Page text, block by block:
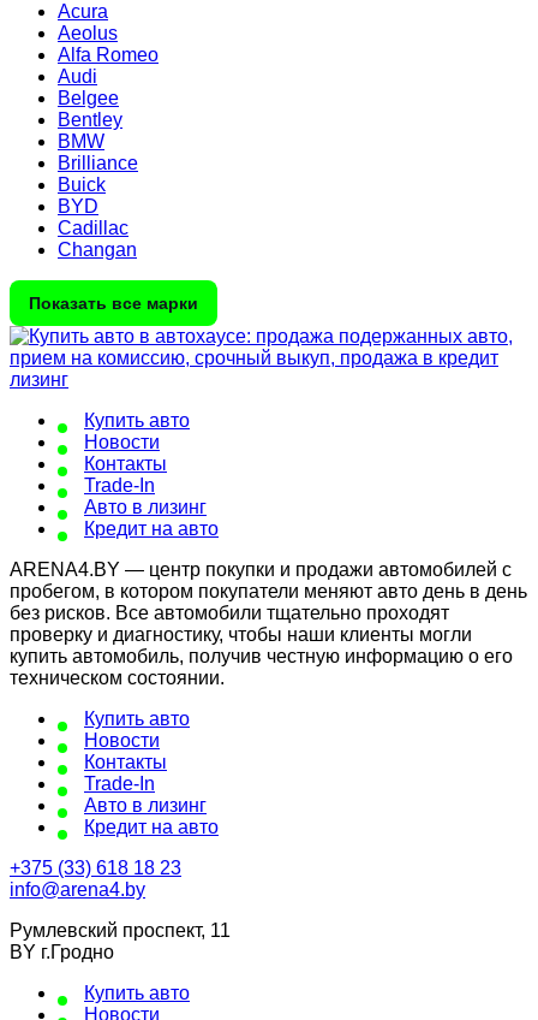
Acura
Aeolus
Alfa Romeo
Audi
Belgee
Bentley
BMW
Brilliance
Buick
BYD
Cadillac
Changan
Показать все марки
Купить авто
Новости
Контакты
Trade-In
Авто в лизинг
Кредит на авто
ARENA4.BY — центр покупки и продажи автомобилей с
пробегом, в котором покупатели меняют авто день в день
без рисков. Все автомобили тщательно проходят
проверку и диагностику, чтобы наши клиенты могли
купить автомобиль, получив честную информацию о его
техническом состоянии.
Купить авто
Новости
Контакты
Trade-In
Авто в лизинг
Кредит на авто
+375 (33) 618 18 23
info@arena4.by
Румлевский проспект, 11
BY г.Гродно
Купить авто
Новости